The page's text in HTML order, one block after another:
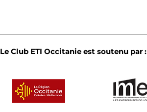
Convivialité et partage :
le Cercle des dirigeants
Le Club ETI Occitanie est soutenu par :